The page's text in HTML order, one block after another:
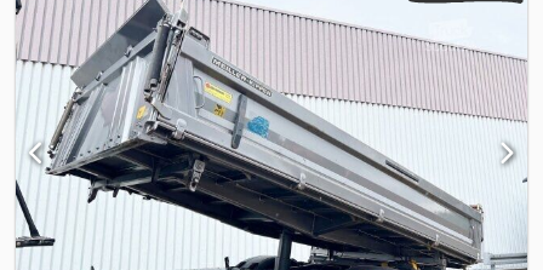
klimatizácia , AROCS – NEMECKÝ OSVEDČENIE O REGISTRÁCII
VOZIDLA, 6x4, VZDUCHOVO ODPRUŽENÉ ZADNÉ NÁPRAVY,
SLNEČNÁ CLONA, OKOLITÉ OSVETLENIE, RÁZROZ 3,60 M,
ELEKTRICKÉ OKNÁ/ZRKADLÁ, VYKUROVANIE SEDADIEL/ZRKADIEL,
SPÄTNÁ KAMERA, AUTOMATICKÁ PREVODOVKA, ZOSILNENÁ
MOTOROVÁ BRZDA, UZÁVRETKY DIFERENCIÁLU, ABS, ASR,
PRACOVNÉ REFLEKTORY, ÚLOŽNÉ PRIEHRADKY, NASTAVITEĽNÁ
OCHRANA SPODKU VOZIDLA VZADU, HYDRAULIKA AŽ VZADU,
KLIMATIZÁCIA, HÁKOVÝ NADSTAVEC HIAB MULTILIFT XR21S46,
POSUVNÉ HÁKY, HYDRAULICKÉ ZARIADENIE NA ZAFIXOVANIE